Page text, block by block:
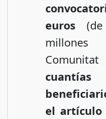
euros
el artículo